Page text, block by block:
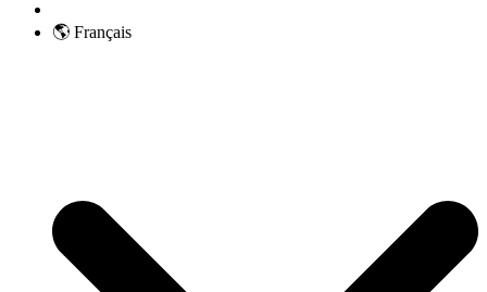
🌎 Français